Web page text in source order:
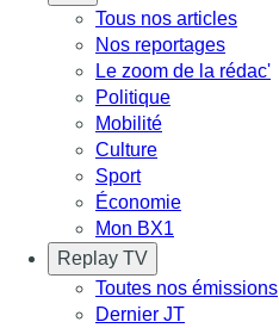
Tous nos articles
Nos reportages
Le zoom de la rédac'
Politique
Mobilité
Culture
Sport
Économie
Mon BX1
Replay TV
Toutes nos émissions
Dernier JT